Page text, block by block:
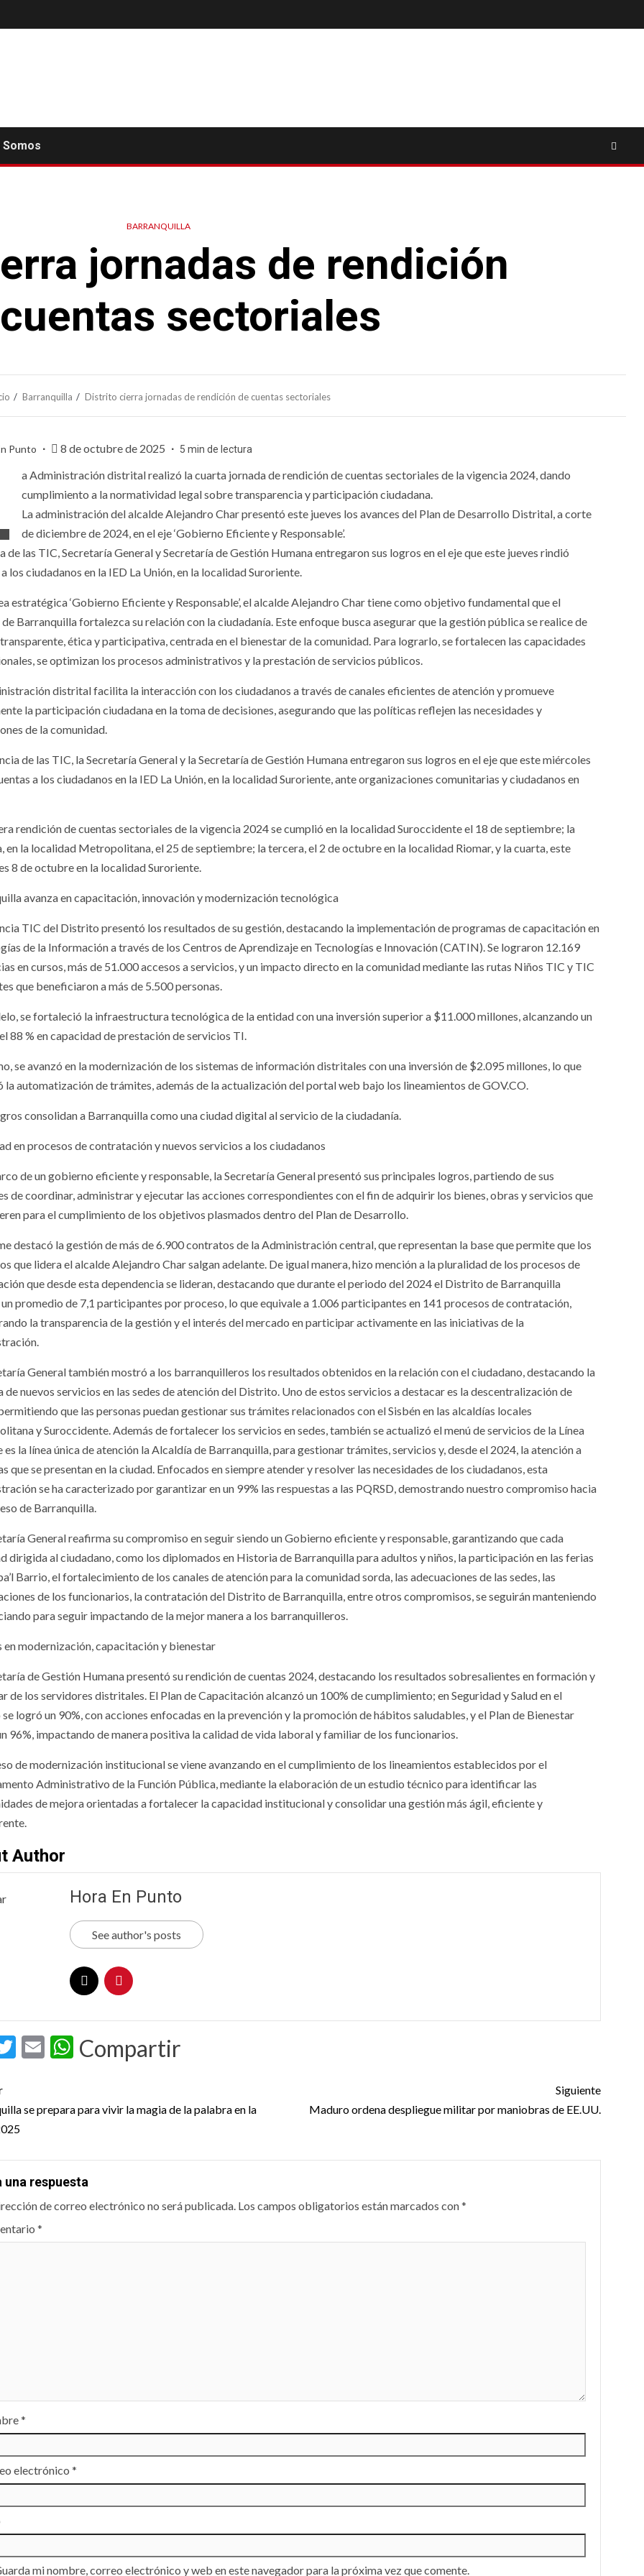
Somos
BARRANQUILLA
jornadas de rendición
sectoriales
Barranquilla Distrito cierra jornadas de rendición de cuentas sectoriales
Punto 8 de octubre de 2025 5 min de lectura
a Administración distrital realizó la cuarta jornada de rendición de cuentas sectoriales de la vigencia 2024, dando
cumplimiento a la normatividad legal sobre transparencia y participación ciudadana.
La administración del alcalde Alejandro Char presentó este jueves los avances del Plan de Desarrollo Distrital, a corte
de diciembre de 2024, en el eje ‘Gobierno Eficiente y Responsable’.
de las TIC, Secretaría General y Secretaría de Gestión Humana entregaron sus logros en el eje que este jueves rindió
los ciudadanos en la IED La Unión, en la localidad Suroriente.
estratégica ‘Gobierno Eficiente y Responsable’, el alcalde Alejandro Char tiene como objetivo fundamental que el
Barranquilla fortalezca su relación con la ciudadanía. Este enfoque busca asegurar que la gestión pública se realice de
ética y participativa, centrada en el bienestar de la comunidad. Para lograrlo, se fortalecen las capacidades
se optimizan los procesos administrativos y la prestación de servicios públicos.
distrital facilita la interacción con los ciudadanos a través de canales eficientes de atención y promueve
la participación ciudadana en la toma de decisiones, asegurando que las políticas reflejen las necesidades y
de la comunidad.
de las TIC, la Secretaría General y la Secretaría de Gestión Humana entregaron sus logros en el eje que este miércoles
a los ciudadanos en la IED La Unión, en la localidad Suroriente, ante organizaciones comunitarias y ciudadanos en
rendición de cuentas sectoriales de la vigencia 2024 se cumplió en la localidad Suroccidente el 18 de septiembre; la
en la localidad Metropolitana, el 25 de septiembre; la tercera, el 2 de octubre en la localidad Riomar, y la cuarta, este
8 de octubre en la localidad Suroriente.
avanza en capacitación, innovación y modernización tecnológica
TIC del Distrito presentó los resultados de su gestión, destacando la implementación de programas de capacitación en
de la Información a través de los Centros de Aprendizaje en Tecnologías e Innovación (CATIN). Se lograron 12.169
en cursos, más de 51.000 accesos a servicios, y un impacto directo en la comunidad mediante las rutas Niños TIC y TIC
que beneficiaron a más de 5.500 personas.
se fortaleció la infraestructura tecnológica de la entidad con una inversión superior a $11.000 millones, alcanzando un
88 % en capacidad de prestación de servicios TI.
se avanzó en la modernización de los sistemas de información distritales con una inversión de $2.095 millones, lo que
la automatización de trámites, además de la actualización del portal web bajo los lineamientos de GOV.CO.
consolidan a Barranquilla como una ciudad digital al servicio de la ciudadanía.
en procesos de contratación y nuevos servicios a los ciudadanos
de un gobierno eficiente y responsable, la Secretaría General presentó sus principales logros, partiendo de sus
de coordinar, administrar y ejecutar las acciones correspondientes con el fin de adquirir los bienes, obras y servicios que
para el cumplimiento de los objetivos plasmados dentro del Plan de Desarrollo.
destacó la gestión de más de 6.900 contratos de la Administración central, que representan la base que permite que los
que lidera el alcalde Alejandro Char salgan adelante. De igual manera, hizo mención a la pluralidad de los procesos de
que desde esta dependencia se lideran, destacando que durante el periodo del 2024 el Distrito de Barranquilla
promedio de 7,1 participantes por proceso, lo que equivale a 1.006 participantes en 141 procesos de contratación,
la transparencia de la gestión y el interés del mercado en participar activamente en las iniciativas de la
General también mostró a los barranquilleros los resultados obtenidos en la relación con el ciudadano, destacando la
de nuevos servicios en las sedes de atención del Distrito. Uno de estos servicios a destacar es la descentralización de
que las personas puedan gestionar sus trámites relacionados con el Sisbén en las alcaldías locales
y Suroccidente. Además de fortalecer los servicios en sedes, también se actualizó el menú de servicios de la Línea
es la línea única de atención la Alcaldía de Barranquilla, para gestionar trámites, servicios y, desde el 2024, la atención a
que se presentan en la ciudad. Enfocados en siempre atender y resolver las necesidades de los ciudadanos, esta
se ha caracterizado por garantizar en un 99% las respuestas a las PQRSD, demostrando nuestro compromiso hacia
de Barranquilla.
General reafirma su compromiso en seguir siendo un Gobierno eficiente y responsable, garantizando que cada
dirigida al ciudadano, como los diplomados en Historia de Barranquilla para adultos y niños, la participación en las ferias
Barrio, el fortalecimiento de los canales de atención para la comunidad sorda, las adecuaciones de las sedes, las
de los funcionarios, la contratación del Distrito de Barranquilla, entre otros compromisos, se seguirán manteniendo
para seguir impactando de la mejor manera a los barranquilleros.
en modernización, capacitación y bienestar
de Gestión Humana presentó su rendición de cuentas 2024, destacando los resultados sobresalientes en formación y
de los servidores distritales. El Plan de Capacitación alcanzó un 100% de cumplimiento; en Seguridad y Salud en el
logró un 90%, con acciones enfocadas en la prevención y la promoción de hábitos saludables, y el Plan de Bienestar
96%, impactando de manera positiva la calidad de vida laboral y familiar de los funcionarios.
de modernización institucional se viene avanzando en el cumplimiento de los lineamientos establecidos por el
Administrativo de la Función Pública, mediante la elaboración de un estudio técnico para identificar las
de mejora orientadas a fortalecer la capacidad institucional y consolidar una gestión más ágil, eficiente y
Author
Hora En Punto
See author's posts
Twitter
EmailWhatsApp
Compartir
se prepara para vivir la magia de la palabra en la
Siguiente
Maduro ordena despliegue militar por maniobras de EE.UU.
una respuesta
de correo electrónico no será publicada. Los campos obligatorios están marcados con*
*
*
electrónico*
mi nombre, correo electrónico y web en este navegador para la próxima vez que comente.